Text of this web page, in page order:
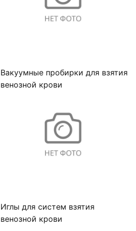
Вакуумные пробирки для взятия
венозной крови
Иглы для систем взятия
венозной крови